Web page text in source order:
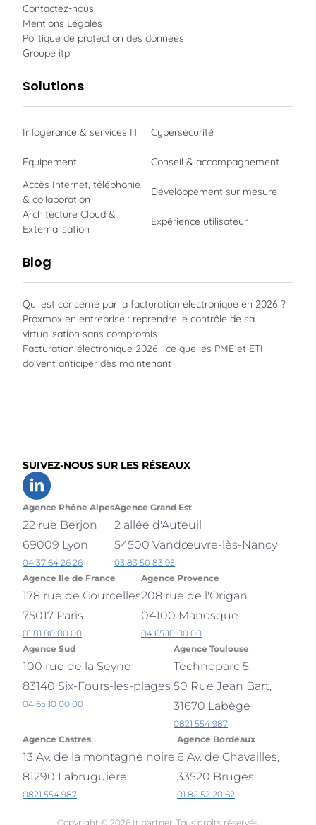
Contactez-nous
Mentions Légales
Politique de protection des données
Groupe itp
Solutions
Infogérance & services IT
Équipement
Accès Internet, téléphonie
& collaboration
Architecture Cloud &
Externalisation
Cybersécurité
Conseil & accompagnement
Développement sur mesure
Expérience utilisateur
Blog
Qui est concerné par la facturation électronique en 2026 ?
Proxmox en entreprise : reprendre le contrôle de sa
virtualisation sans compromis
Facturation électronique 2026 : ce que les PME et ETI
doivent anticiper dès maintenant
Agence Rhône Alpes
22 rue Berjon
69009 Lyon
04 37 64 26 26
Agence Grand Est
2 allée d'Auteuil
54500 Vandœuvre-lès-Nancy
03 83 50 83 95
Agence Ile de France
178 rue de Courcelles
75017 Paris
01 81 80 00 00
Agence Provence
208 rue de l'Origan
04100 Manosque
04 65 10 00 00
Agence Sud
100 rue de la Seyne
83140 Six-Fours-les-plages
04 65 10 00 00
Agence Toulouse
Technoparc 5,
50 Rue Jean Bart,
31670 Labège
0821 554 987
Agence Castres
13 Av. de la montagne noire,
81290 Labruguière
0821 554 987
Agence Bordeaux
6 Av. de Chavailles,
33520 Bruges
01 82 52 20 62
SUIVEZ-NOUS SUR LES RÉSEAUX
Copyright © 2026 It partner. Tous droits réservés.